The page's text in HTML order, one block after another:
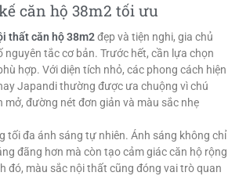
căn hộ 38m2 tối ưu
thất căn hộ 38m2đẹp và tiện nghi, gia chủ
nguyên tắc cơ bản. Trước hết, cần lựa chọn
hợp. Với diện tích nhỏ, các phong cách hiện
Japandi thường được ưa chuộng vì chú
mở, đường nét đơn giản và màu sắc nhẹ
tối đa ánh sáng tự nhiên. Ánh sáng không chỉ
đãng hơn mà còn tạo cảm giác căn hộ rộng
đó, màu sắc nội thất cũng đóng vai trò quan